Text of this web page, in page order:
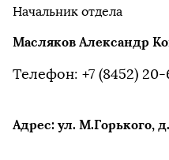
Начальник отдела
Масляков Александр
Телефон: +7 (8452) 20-
Адрес: ул. М.Горького,